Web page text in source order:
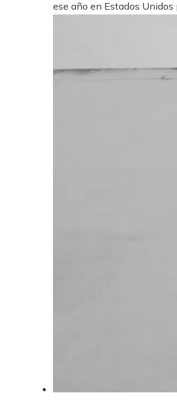
ese año en Estados Unidos